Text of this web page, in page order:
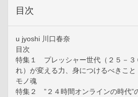
目次
u jyoshi 川口春奈
目次
特集１ プレッシャー世代（２５－
れ）が変える力、身につけるべきこと
モノ魂
特集２ ”２４時間オンラインの時代”